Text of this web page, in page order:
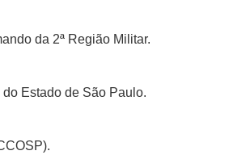
da 2ª Região Militar.
Estado de São Paulo.